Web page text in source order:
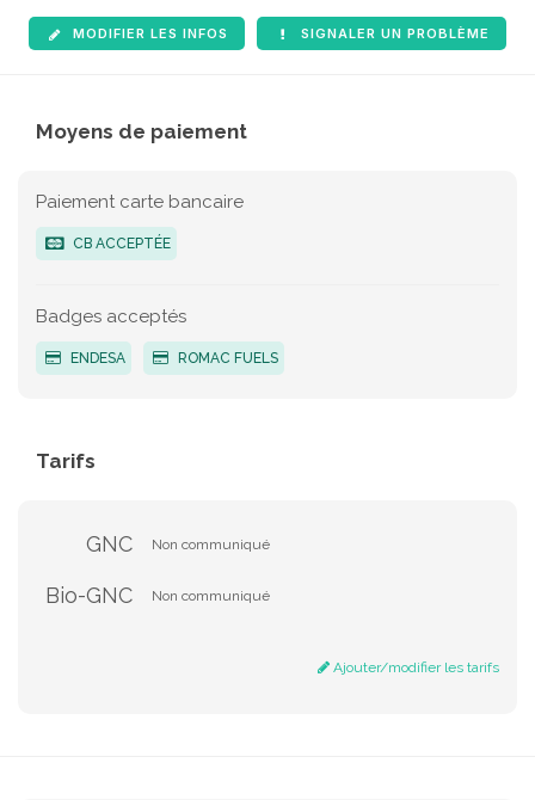
MODIFIER LES INFOS SIGNALER UN PROBLÈME
Moyens de paiement
Paiement carte bancaire
CB ACCEPTÉE
Badges acceptés
ENDESA ROMAC FUELS
Tarifs
GNC Non communiqué
Bio-GNC Non communiqué
Ajouter/modifier les tarifs